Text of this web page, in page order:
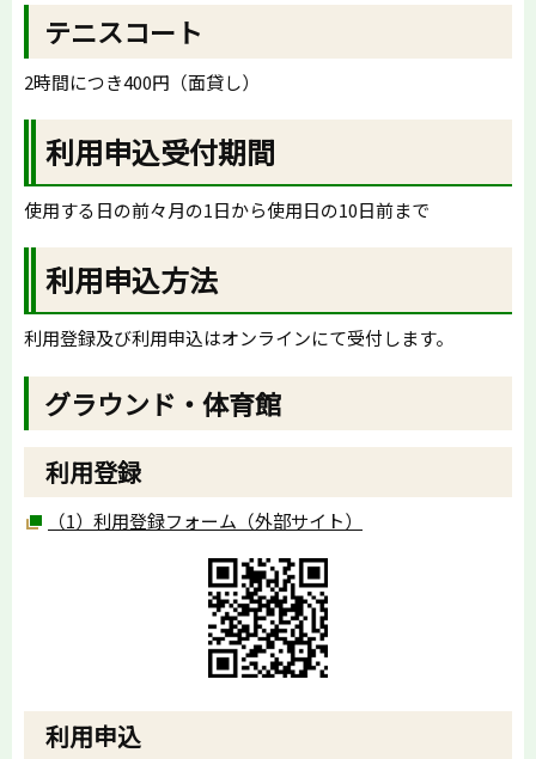
テニスコート
2時間につき400円（面貸し）
利用申込受付期間
使用する日の前々月の1日から使用日の10日前まで
利用申込方法
利用登録及び利用申込はオンラインにて受付します。
グラウンド・体育館
利用登録
（1）利用登録フォーム（外部サイト）
利用申込